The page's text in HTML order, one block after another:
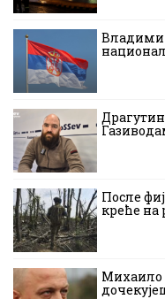
После
креће на
Михаило